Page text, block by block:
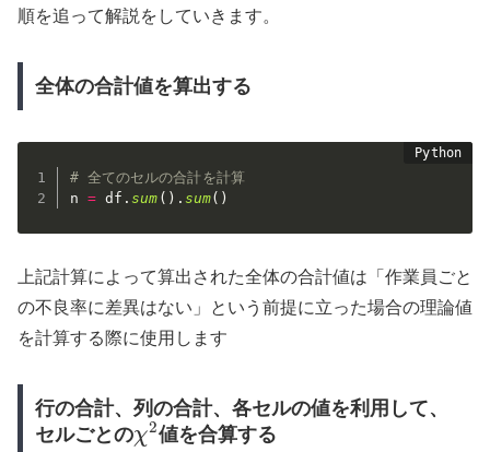
順を追って解説をしていきます。
全体の合計値を算出する
# 全てのセルの合計を計算
n = df .sum ( ) . sum( )
上記計算によって算出された全体の合計値は「作業員ごと
の不良率に差異はない」という前提に立った場合の理論値
を計算する際に使用します
行の合計、列の合計、各セルの値を利用して、
セルごとのχ2値を合算する